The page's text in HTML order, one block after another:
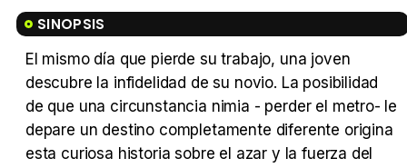
Tráiler 'Vida perra' (2026)
SINOPSIS
El mismo día que pierde su trabajo, una joven
descubre la infidelidad de su novio. La posibilidad
de que una circunstancia nimia - perder el metro- le
depare un destino completamente diferente origina
esta curiosa historia sobre el azar y la fuerza del